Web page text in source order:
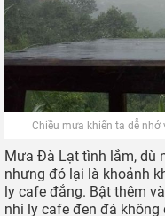
Chiều mưa khiến ta dễ nhớ
Mưa Đà Lạt tình lắm, dù
nhưng đó lại là khoảnh
ly cafe đắng. Bật thêm
nhi ly cafe đen đá